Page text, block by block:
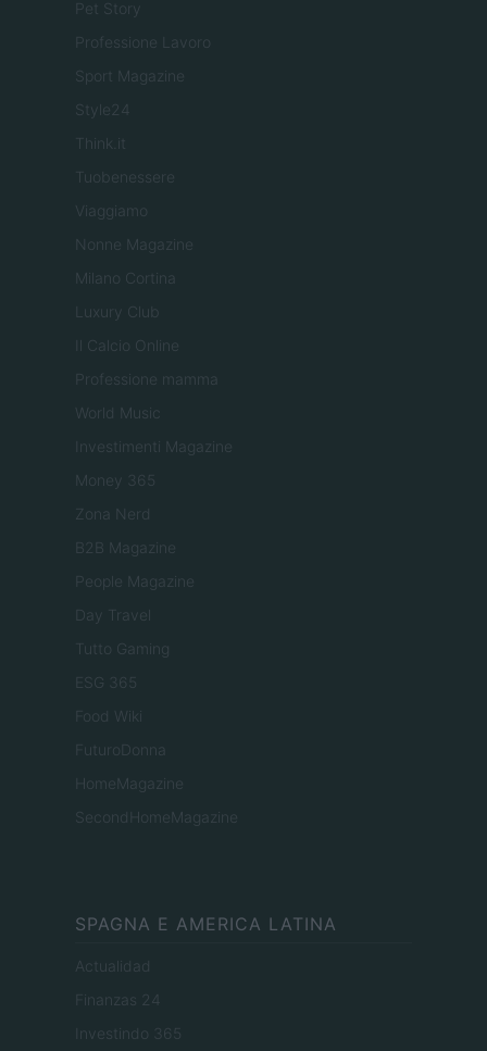
Pet Story
Professione Lavoro
Sport Magazine
Style24
Think.it
Tuobenessere
Viaggiamo
Nonne Magazine
Milano Cortina
Luxury Club
Il Calcio Online
Professione mamma
World Music
Investimenti Magazine
Money 365
Zona Nerd
B2B Magazine
People Magazine
Day Travel
Tutto Gaming
ESG 365
Food Wiki
FuturoDonna
HomeMagazine
SecondHomeMagazine
SPAGNA E AMERICA LATINA
Actualidad
Finanzas 24
Investindo 365